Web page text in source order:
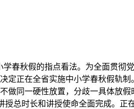
秋假的指点看法。为全面贯彻
正在全省实施中小学春秋假轨
同一硬性放置，分歧一具体放
总时长和讲授使命全面完成。